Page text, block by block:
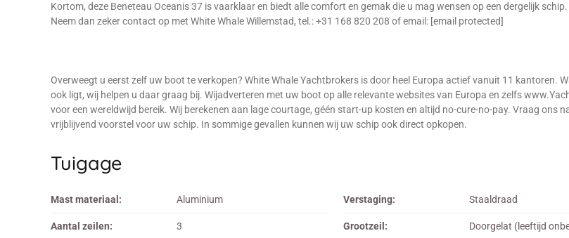
Kortom, deze Beneteau Oceanis 37 is vaarklaar en biedt alle comfort en gemak die u mag wensen op een dergelijk
Neem dan zeker contact op met White Whale Willemstad, tel.: +31 168 820 208 of email: [email protected]
Overweegt u eerst zelf uw boot te verkopen? White Whale Yachtbrokers is door heel Europa actief vanuit 11 kantoren.
ook ligt, wij helpen u daar graag bij. Wijadverteren met uw boot op alle relevante websites van Europa en zelfs
voor een wereldwijd bereik. Wij berekenen aan lage courtage, géén start-up kosten en altijd no-cure-no-pay. Vraag ons
vrijblijvend voorstel voor uw schip. In sommige gevallen kunnen wij uw schip ook direct opkopen.
Tuigage
Mast materiaal: Aluminium Verstaging: Staaldraad
Aantal zeilen: 3 Grootzeil: Doorgelat (leeftijd